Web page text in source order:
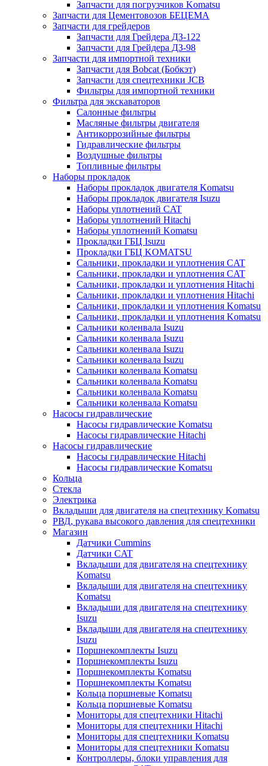
Запчасти для погрузчиков Komatsu
Запчасти для Цементовозов БЕЦЕМА
Запчасти для грейдеров
Запчасти для Грейдера ДЗ-122
Запчасти для Грейдера ДЗ-98
Запчасти для импортной техники
Запчасти для Bobcat (Бобкэт)
Запчасти для спецтехники JCB
Фильтры для импортной техники
Фильтра для экскаваторов
Салонные фильтры
Масляные фильтры двигателя
Антикоррозийные фильтры
Гидравлические фильтры
Воздушные фильтры
Топливные фильтры
Наборы прокладок
Наборы прокладок двигателя Komatsu
Наборы прокладок двигателя Isuzu
Наборы уплотнений CAT
Наборы уплотнений Hitachi
Наборы уплотнений Komatsu
Прокладки ГБЦ Isuzu
Прокладки ГБЦ KOMATSU
Сальники, прокладки и уплотнения CAT
Сальники, прокладки и уплотнения CAT
Сальники, прокладки и уплотнения Hitachi
Сальники, прокладки и уплотнения Hitachi
Сальники, прокладки и уплотнения Komatsu
Сальники, прокладки и уплотнения Komatsu
Сальники коленвала Isuzu
Сальники коленвала Isuzu
Сальники коленвала Isuzu
Сальники коленвала Isuzu
Сальники коленвала Komatsu
Сальники коленвала Komatsu
Сальники коленвала Komatsu
Сальники коленвала Komatsu
Насосы гидравлические
Насосы гидравлические Komatsu
Насосы гидравлические Hitachi
Насосы гидравлические
Насосы гидравлические Hitachi
Насосы гидравлические Komatsu
Кольца
Стекла
Электрика
Вкладыши для двигателя на спецтехнику Komatsu
РВД, рукава высокого давления для спецтехники
Магазин
Датчики Cummins
Датчики CAT
Вкладыши для двигателя на спецтехнику
Komatsu
Вкладыши для двигателя на спецтехнику
Komatsu
Вкладыши для двигателя на спецтехнику
Isuzu
Вкладыши для двигателя на спецтехнику
Isuzu
Поршнекомплекты Isuzu
Поршнекомплекты Isuzu
Поршнекомплекты Komatsu
Поршнекомплекты Komatsu
Кольца поршневые Komatsu
Кольца поршневые Komatsu
Мониторы для спецтехники Hitachi
Мониторы для спецтехники Hitachi
Мониторы для спецтехники Komatsu
Мониторы для спецтехники Komatsu
Контроллеры, блоки управления для